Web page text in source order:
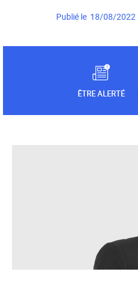
Publié le 18/08/2022
ÊTRE ALERTÉ